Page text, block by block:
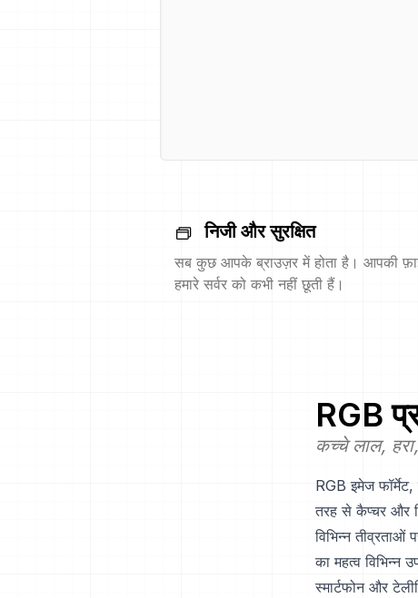
निजी और सुरक्षित
सब कुछ आपके ब्राउज़र में होता है। आपकी
हमारे सर्वर को कभी नहीं छूती हैं।
RGB
कच्चे लाल,
RGB इमेज
तरह से कैप्चर और
विभिन्न
का महत्व विभिन्न
स्मार्टफोन और